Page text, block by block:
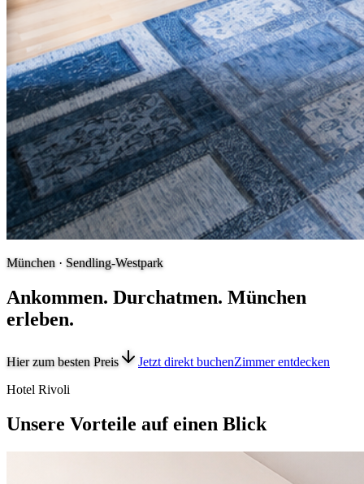
München · Sendling-Westpark
Ankommen. Durchatmen. München
erleben.
Hier zum besten Preis Jetzt direkt buchenZimmer entdecken
Hotel Rivoli
Unsere Vorteile auf einen Blick